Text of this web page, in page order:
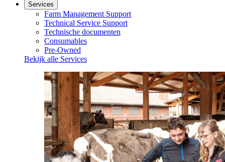
Services
Farm Management Support
Technical Service Support
Technische documenten
Consumables
Pre-Owned
Bekijk alle Services